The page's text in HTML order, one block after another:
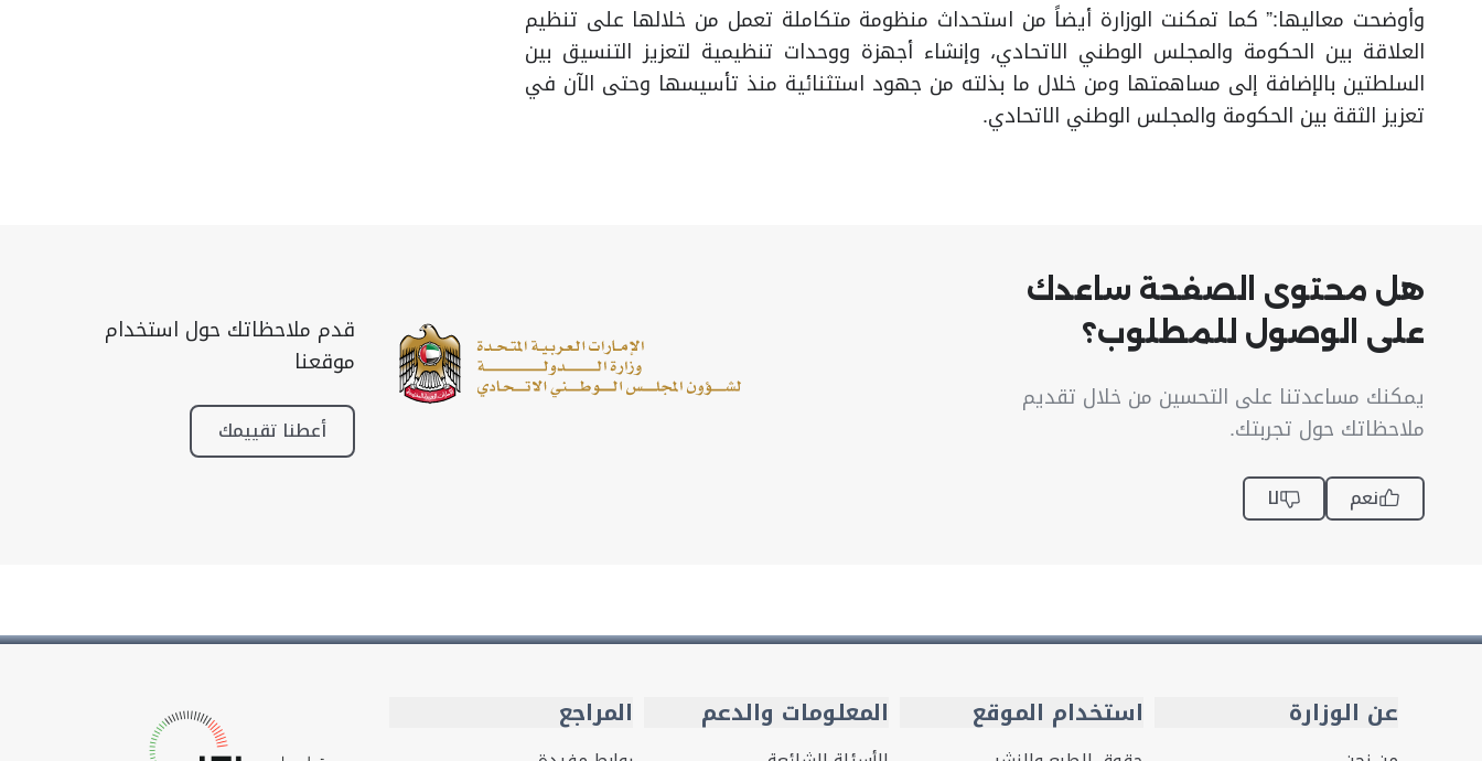
وأوضحت معاليها:” كما تمكنت الوزارة أيضاً من استحداث منظومة متكاملة تعمل من خلالها على تنظيم
العلاقة بين الحكومة والمجلس الوطني الاتحادي، وإنشاء أجهزة ووحدات تنظيمية لتعزيز التنسيق بين
السلطتين بالإضافة إلى مساهمتها ومن خلال ما بذلته من جهود استثنائية منذ تأسيسها وحتى الآن في
تعزيز الثقة بين الحكومة والمجلس الوطني الاتحادي.
هل محتوى الصفحة ساعدك
على الوصول للمطلوب؟
يمكنك مساعدتنا على التحسين من خلال تقديم
ملاحظاتك حول تجربتك.
نعم لا
قدم ملاحظاتك حول استخدام
موقعنا
أعطنا تقييمك
عن الوزارة استخدام الموقع المعلومات والدعم المراجع